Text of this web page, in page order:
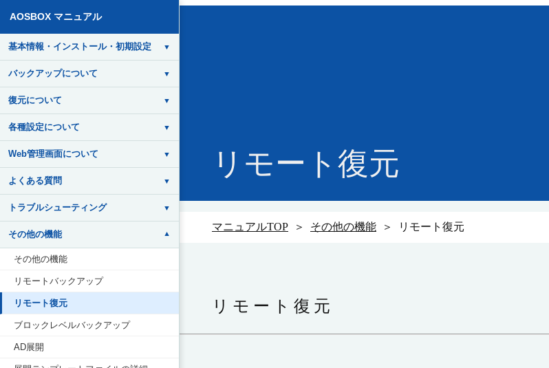
AOSBOX マニュアル
基本情報・インストール・初期設定 ▼
バックアップについて ▼
復元について ▼
各種設定について ▼
Web管理画面について ▼
よくある質問 ▼
トラブルシューティング ▼
その他の機能 ▼
その他の機能
リモートバックアップ
リモート復元
ブロックレベルバックアップ
AD展開
リモート復元
マニュアルTOP ＞ その他の機能 ＞ リモート復元
リモート復元